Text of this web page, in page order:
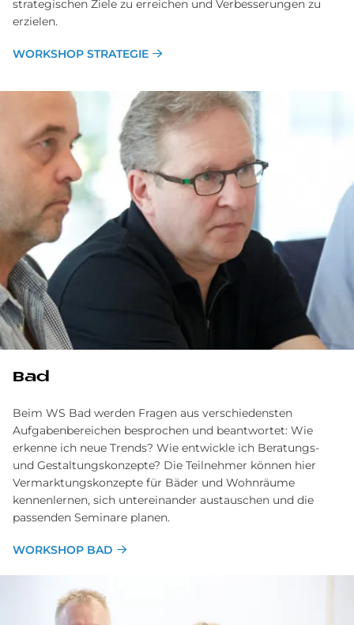
strategischen Ziele zu erreichen und Verbesserungen zu
erzielen.
WORKSHOP STRATEGIE
Bad
Beim WS Bad werden Fragen aus verschiedensten
Aufgabenbereichen besprochen und beantwortet: Wie
erkenne ich neue Trends? Wie entwickle ich Beratungs-
und Gestaltungskonzepte? Die Teilnehmer können hier
Vermarktungskonzepte für Bäder und Wohnräume
kennenlernen, sich untereinander austauschen und die
passenden Seminare planen.
WORKSHOP BAD